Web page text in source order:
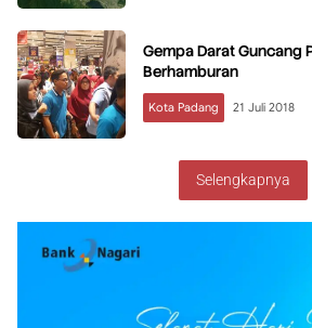
Gempa Darat Guncang
Berhamburan
Kota Padang 21 Juli 2018
Selengkapnya